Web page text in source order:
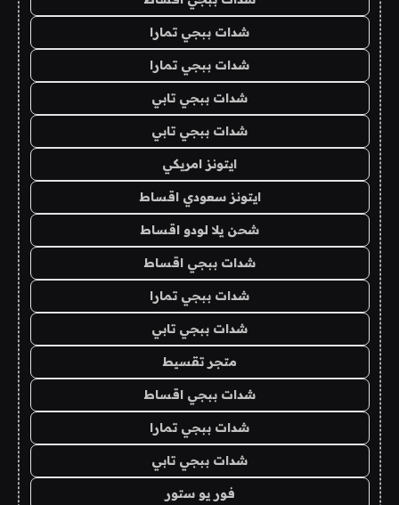
شدات ببجي تمارا
شدات ببجي تمارا
شدات ببجي تابي
شدات ببجي تابي
ايتونز امريكي
ايتونز سعودي اقساط
شحن يلا لودو اقساط
شدات ببجي اقساط
شدات ببجي تمارا
شدات ببجي تابي
متجر تقسيط
شدات ببجي اقساط
شدات ببجي تمارا
شدات ببجي تابي
فور يو ستور